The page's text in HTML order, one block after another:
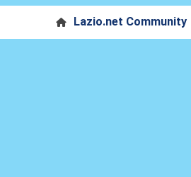
Lazio.net Community